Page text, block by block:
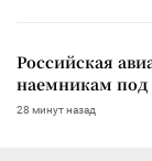
Российская
наемникам под
28 минут назад